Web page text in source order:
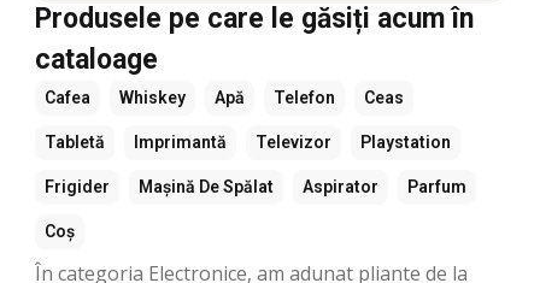
Produsele pe care le găsiți acum în
cataloage
Cafea Whiskey Apă Telefon Ceas
Tabletă Imprimantă Televizor Playstation
Frigider Mașină De Spălat Aspirator Parfum
Coș
În categoria Electronice, am adunat pliante de la